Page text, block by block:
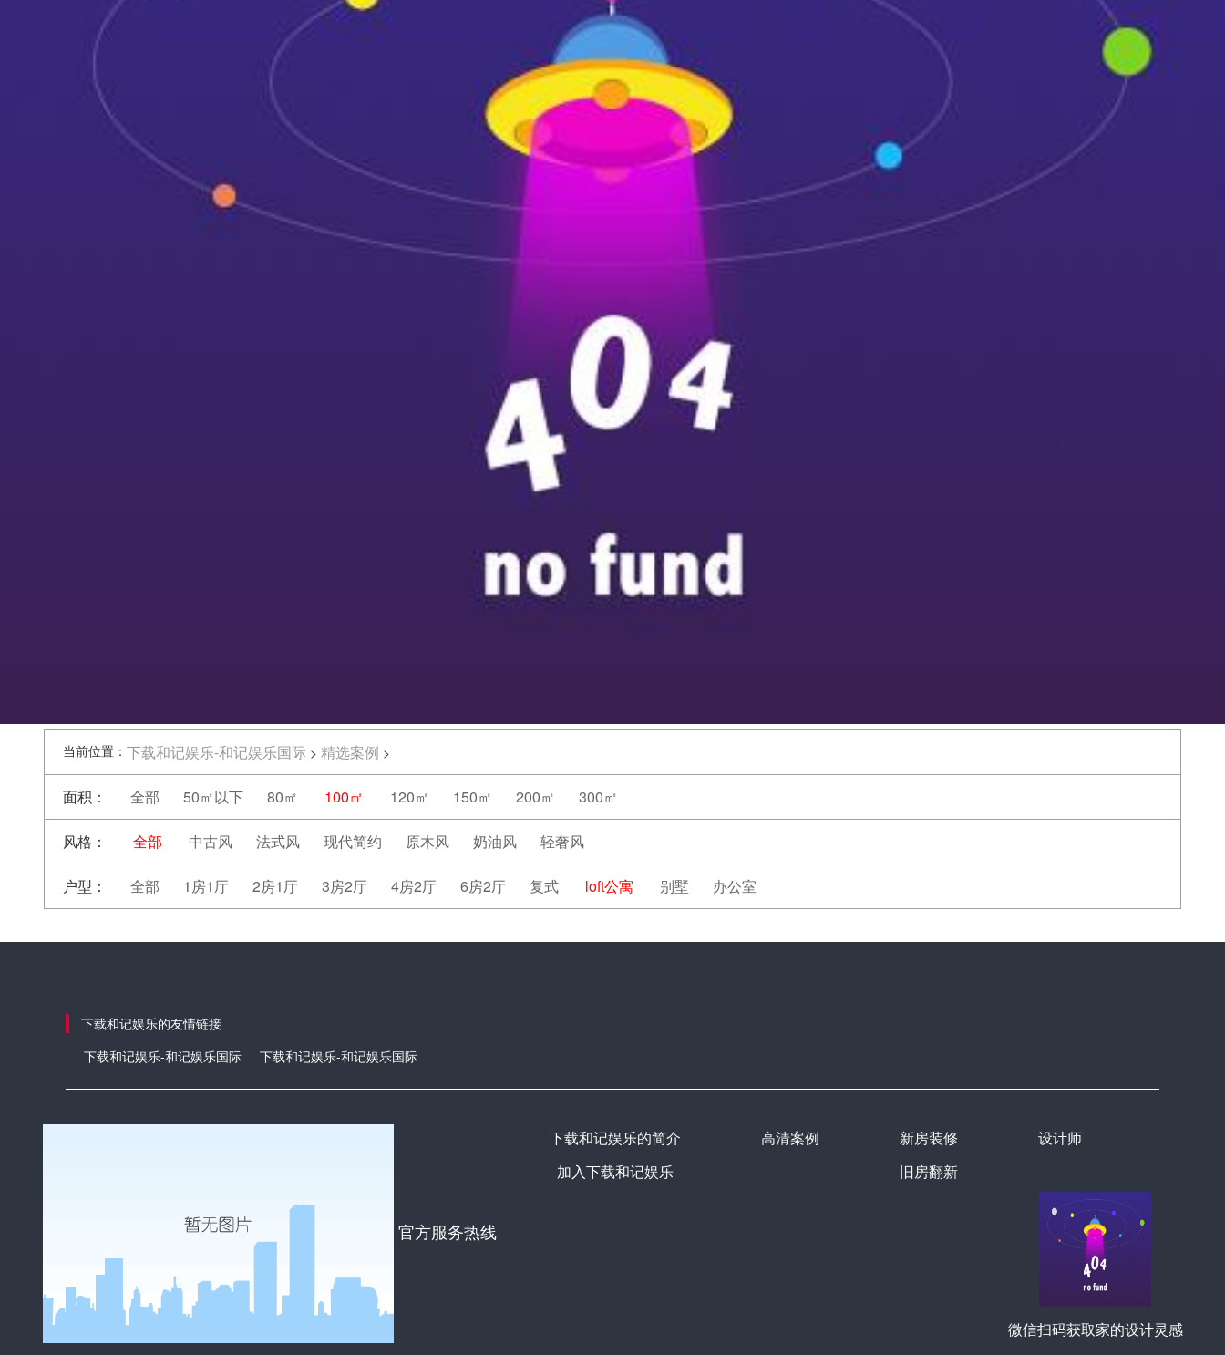
当前位置： 下载和记娱乐-和记娱乐国际 > 精选案例 >
面积： 全部 50㎡以下 80㎡ 100㎡ 120㎡ 150㎡ 200㎡ 300㎡
风格： 全部 中古风 法式风 现代简约 原木风 奶油风 轻奢风
户型： 全部 1房1厅 2房1厅 3房2厅 4房2厅 6房2厅 复式 loft公寓 别墅 办公室
下载和记娱乐的友情链接
下载和记娱乐-和记娱乐国际
下载和记娱乐-和记娱乐国际
官方服务热线
下载和记娱乐的简介
加入下载和记娱乐
高清案例
新房装修
旧房翻新
设计师
微信扫码获取家的设计灵感